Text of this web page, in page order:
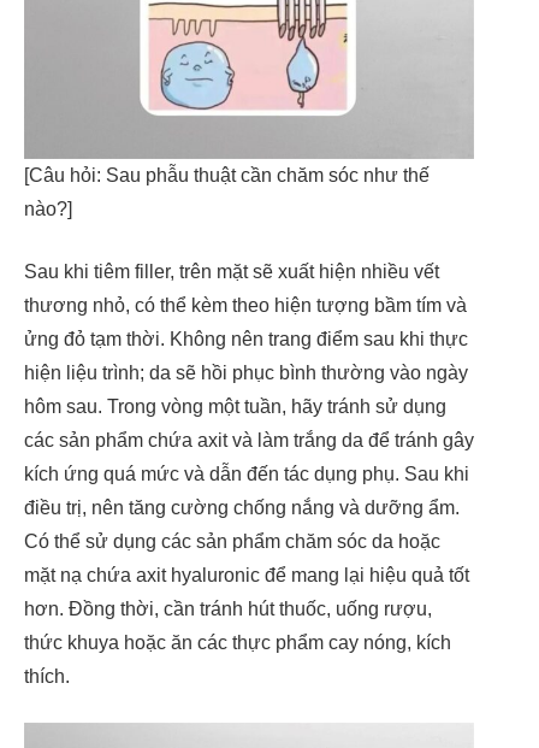
[Câu hỏi: Sau phẫu thuật cần chăm sóc như thế
nào?]
Sau khi tiêm filler, trên mặt sẽ xuất hiện nhiều vết
thương nhỏ, có thể kèm theo hiện tượng bầm tím và
ửng đỏ tạm thời. Không nên trang điểm sau khi thực
hiện liệu trình; da sẽ hồi phục bình thường vào ngày
hôm sau. Trong vòng một tuần, hãy tránh sử dụng
các sản phẩm chứa axit và làm trắng da để tránh gây
kích ứng quá mức và dẫn đến tác dụng phụ. Sau khi
điều trị, nên tăng cường chống nắng và dưỡng ẩm.
Có thể sử dụng các sản phẩm chăm sóc da hoặc
mặt nạ chứa axit hyaluronic để mang lại hiệu quả tốt
hơn. Đồng thời, cần tránh hút thuốc, uống rượu,
thức khuya hoặc ăn các thực phẩm cay nóng, kích
thích.